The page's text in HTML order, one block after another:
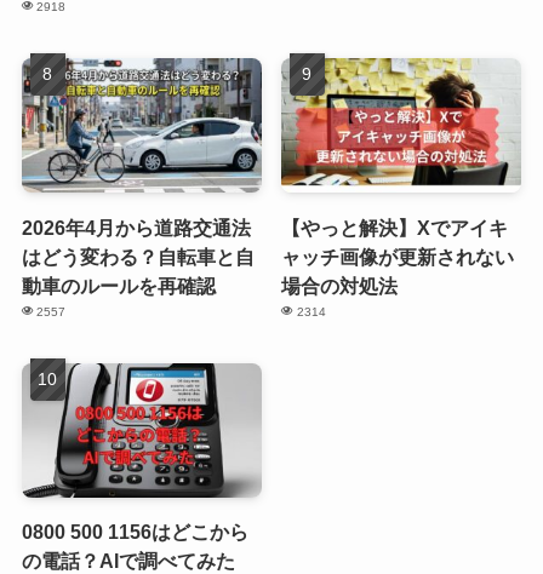
2918
2026年4月から道路交通法
はどう変わる？自転車と自
動車のルールを再確認
2557
【やっと解決】Xでアイキ
ャッチ画像が更新されない
場合の対処法
2314
0800 500 1156はどこから
の電話？AIで調べてみた